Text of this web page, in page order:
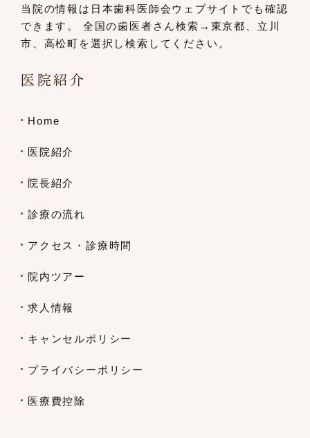
当院の情報は日本歯科医師会ウェブサイト でも確認
できます。
全国の歯医者さん検索→東京都、立川
市、 高松町を選択し検索してください。
医院紹介
Home
医院紹介
院長紹介
診療の流れ
アクセス・診療時間
院内ツアー
求人情報
キャンセルポリシー
プライバシーポリシー
医療費控除